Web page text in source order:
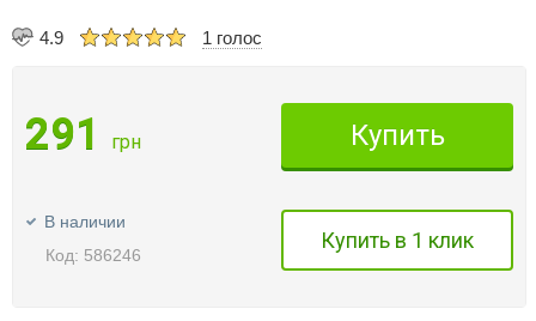
4.9 1 голос
291 грн
В наличии
Код: 586246
Купить
Купить в 1 клик